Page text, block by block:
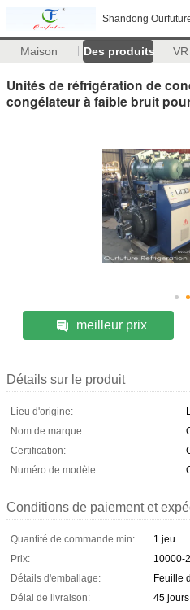
Shandong
Maison Des produits
Unités de réfrigération de
congélateur à faible bruit
meilleur prix
Détails sur le produit
Lieu d'origine:
Nom de marque:
Certification:
Numéro de modèle:
Conditions de paiement et
Quantité de commande min:
1 jeu
Prix:
10000-
Détails d'emballage:
Feuille
Délai de livraison:
45 jours